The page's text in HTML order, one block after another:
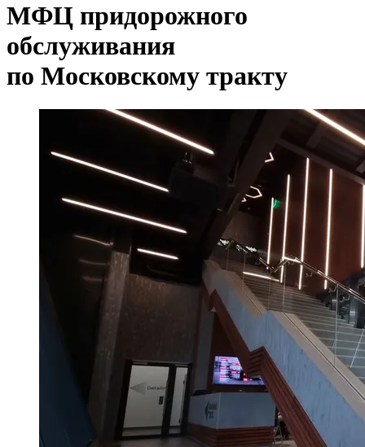
МФЦ придорожного
обслуживания
по Московскому тракту